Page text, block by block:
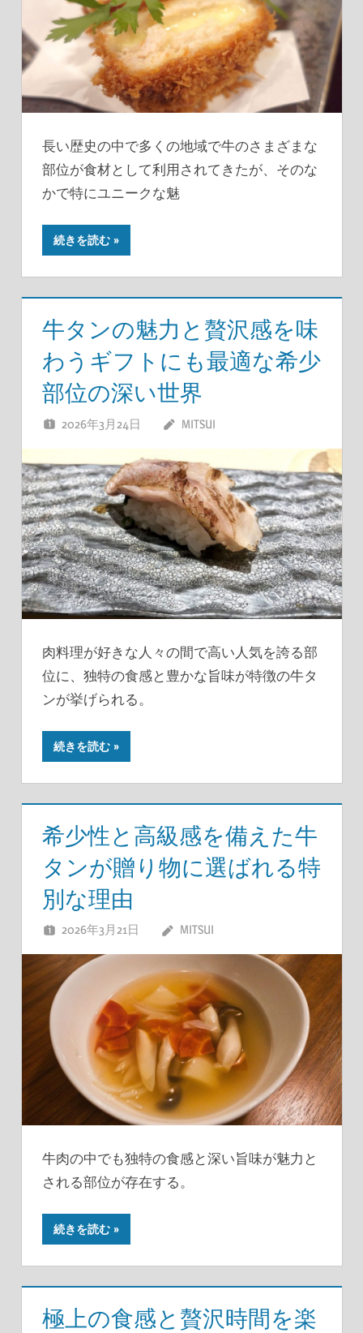
長い歴史の中で多くの地域で牛のさまざまな
部位が食材として利用されてきたが、そのな
かで特にユニークな魅
続きを読む
牛タンの魅力と贅沢感を味
わうギフトにも最適な希少
部位の深い世界
2026年3月24日 MITSUI
肉料理が好きな人々の間で高い人気を誇る部
位に、独特の食感と豊かな旨味が特徴の牛タ
ンが挙げられる。
続きを読む
希少性と高級感を備えた牛
タンが贈り物に選ばれる特
別な理由
2026年3月21日 MITSUI
牛肉の中でも独特の食感と深い旨味が魅力と
される部位が存在する。
続きを読む
極上の食感と贅沢時間を楽